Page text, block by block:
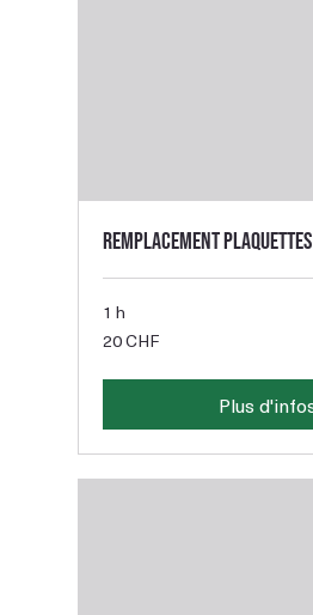
Remplacement
1 h
francs
20 CHF
Plus